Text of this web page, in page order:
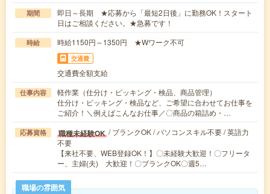
期間
即日～長期 ★応募から「最短2日後」に勤務OK！スタート
日はご相談ください。★急募です！
時給 時給1150円～1350円 ★Wワーク不可
交通費
交通費全額支給
仕事内容
軽作業（仕分け・ピッキング・検品、商品管理）
仕分け・ピッキング・検品など、ご希望に合わせてお仕事を
ご紹介！＼例えばこんなお仕事／〇商品の箱詰め・…
応募資格 職種未経験OK / ブランクOK / パソコンスキル不要 / 英語力
不要
【来社不要、WEB登録OK！】〇未経験大歓迎！〇フリータ
ー、主婦(夫) 大歓迎！〇ブランクOK〇週5…
職場の雰囲気